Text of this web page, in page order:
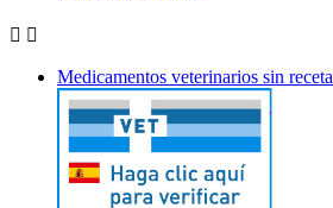
 
Medicamentos veterinarios sin receta